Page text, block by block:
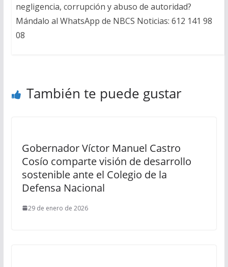
negligencia, corrupción y abuso de autoridad?
Mándalo al WhatsApp de NBCS Noticias: 612 141 98
08
También te puede gustar
Gobernador Víctor Manuel Castro
Cosío comparte visión de desarrollo
sostenible ante el Colegio de la
Defensa Nacional
29 de enero de 2026